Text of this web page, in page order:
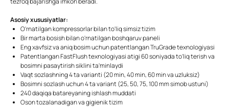
Asosiy xususiyatlar:
O'rnatilgan kompressorlar bilan to'liq simsiz tizim
Bir marta bosish bilan o'rnatilgan boshqaruv paneli
Eng xavfsiz va aniq bosim uchun patentlangan TruGrade texnologiyasi
Patentlangan FastFlush texnologiyasi atigi 60 soniyada to'liq terish va
bosimni pasaytirish siklini ta'minlaydi
Vaqt sozlashning 4 ta varianti (20 min, 40 min, 60 min va uzluksiz)
Bosimni sozlash uchun 4 ta variant (25, 50, 75, 100 mm simob ustuni)
240 daqiqa batareyaning ishlash muddati
Oson tozalanadigan va gigienik tizim